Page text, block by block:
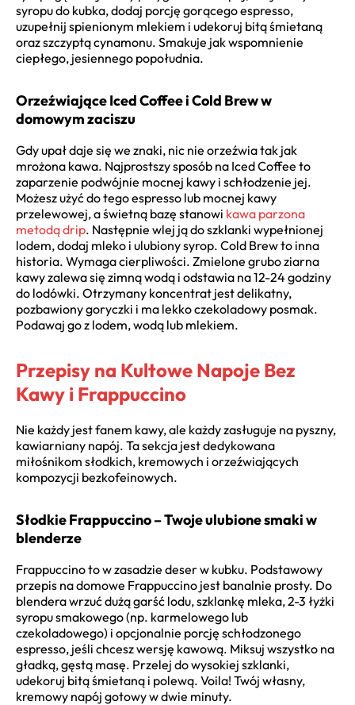
syropu do kubka, dodaj porcję gorącego espresso,
uzupełnij spienionym mlekiem i udekoruj bitą śmietaną
oraz szczyptą cynamonu. Smakuje jak wspomnienie
ciepłego, jesiennego popołudnia.
Orzeźwiające Iced Coffee i Cold Brew w
domowym zaciszu
Gdy upał daje się we znaki, nic nie orzeźwia tak jak
mrożona kawa. Najprostszy sposób na Iced Coffee to
zaparzenie podwójnie mocnej kawy i schłodzenie jej.
Możesz użyć do tego espresso lub mocnej kawy
przelewowej, a świetną bazę stanowi kawa parzona
metodą drip. Następnie wlej ją do szklanki wypełnionej
lodem, dodaj mleko i ulubiony syrop. Cold Brew to inna
historia. Wymaga cierpliwości. Zmielone grubo ziarna
kawy zalewa się zimną wodą i odstawia na 12-24 godziny
do lodówki. Otrzymany koncentrat jest delikatny,
pozbawiony goryczki i ma lekko czekoladowy posmak.
Podawaj go z lodem, wodą lub mlekiem.
Przepisy na Kultowe Napoje Bez
Kawy i Frappuccino
Nie każdy jest fanem kawy, ale każdy zasługuje na pyszny,
kawiarniany napój. Ta sekcja jest dedykowana
miłośnikom słodkich, kremowych i orzeźwiających
kompozycji bezkofeinowych.
Słodkie Frappuccino – Twoje ulubione smaki w
blenderze
Frappuccino to w zasadzie deser w kubku. Podstawowy
przepis na domowe Frappuccino jest banalnie prosty. Do
blendera wrzuć dużą garść lodu, szklankę mleka, 2-3 łyżki
syropu smakowego (np. karmelowego lub
czekoladowego) i opcjonalnie porcję schłodzonego
espresso, jeśli chcesz wersję kawową. Miksuj wszystko na
gładką, gęstą masę. Przelej do wysokiej szklanki,
udekoruj bitą śmietaną i polewą. Voila! Twój własny,
kremowy napój gotowy w dwie minuty.